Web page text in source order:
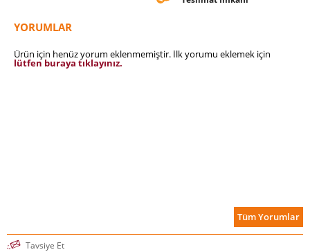
Leopold de haklı. Ama zaten bu kitabın büyüleyici yanı, onun
YORUMLAR
Ürün için henüz yorum eklenmemiştir. İlk yorumu eklemek için
lütfen buraya tıklayınız.
Tüm Yorumlar
Tavsiye Et